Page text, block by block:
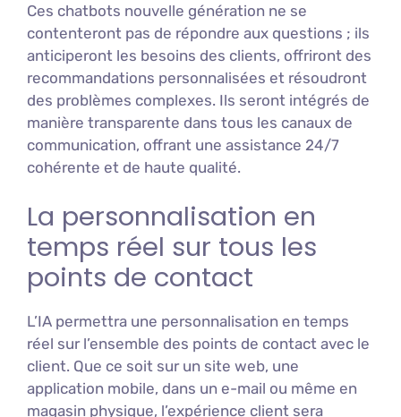
Ces chatbots nouvelle génération ne se
contenteront pas de répondre aux questions ; ils
anticiperont les besoins des clients, offriront des
recommandations personnalisées et résoudront
des problèmes complexes. Ils seront intégrés de
manière transparente dans tous les canaux de
communication, offrant une assistance 24/7
cohérente et de haute qualité.
La personnalisation en
temps réel sur tous les
points de contact
L’IA permettra une personnalisation en temps
réel sur l’ensemble des points de contact avec le
client. Que ce soit sur un site web, une
application mobile, dans un e-mail ou même en
magasin physique, l’expérience client sera